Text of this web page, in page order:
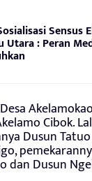
Sensus
Utara : Peran
Cibok.
Dusun
dan Dusun